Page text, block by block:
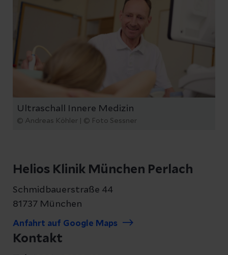
Ultraschall Innere Medizin
© Andreas Köhler | © Foto Sessner
Helios Klinik München Perlach
Schmidbauerstraße 44
81737 München
Anfahrt auf Google Maps
Kontakt